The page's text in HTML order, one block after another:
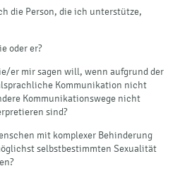
die Person, die ich unterstütze,
oder er?
er mir sagen will, wenn aufgrund der
Kommunikation nicht
Kommunikationswege nicht
sind?
mit komplexer Behinderung
selbstbestimmten Sexualität